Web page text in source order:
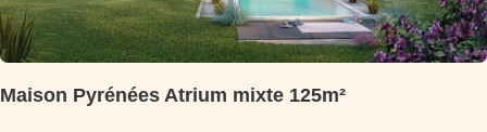
Maison Pyrénées Atrium mixte 125m²